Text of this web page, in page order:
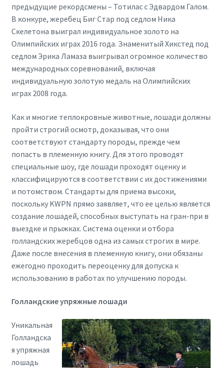
предыдущие рекордсмены – Тотилас с Эдвардом Галом.
В конкуре, жеребец Биг Стар под седлом Ника
Скелетона выиграл индивидуальное золото на
Олимпийских играх 2016 года. Знаменитый Хикстед под
седлом Эрика Ламаза выигрывал огромное количество
международных соревнований, включая
индивидуальную золотую медаль на Олимпийских
играх 2008 года.
Как и многие теплокровные животные, лошади должны
пройти строгий осмотр, доказывая, что они
соответствуют стандарту породы, прежде чем
попасть в племенную книгу. Для этого проводят
специальные шоу, где лошади проходят оценку и
классифицируются в соответствии с их достижениями
и потомством. Стандарты для приема высоки,
поскольку KWPN прямо заявляет, что ее целью является
создание лошадей, способных выступать на гран-при в
выездке и прыжках. Система оценки и отбора
голландских жеребцов одна из самых строгих в мире.
Даже после внесения в племенную книгу, они обязаны
ежегодно проходить переоценку для допуска к
использованию в работах по улучшению породы.
Голландские упряжные лошади
Уникальная
Голландска
я упряжная
лошадь